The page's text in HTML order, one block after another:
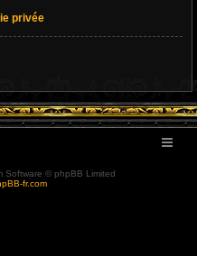
privée
Software © phpBB Limited
fr.com